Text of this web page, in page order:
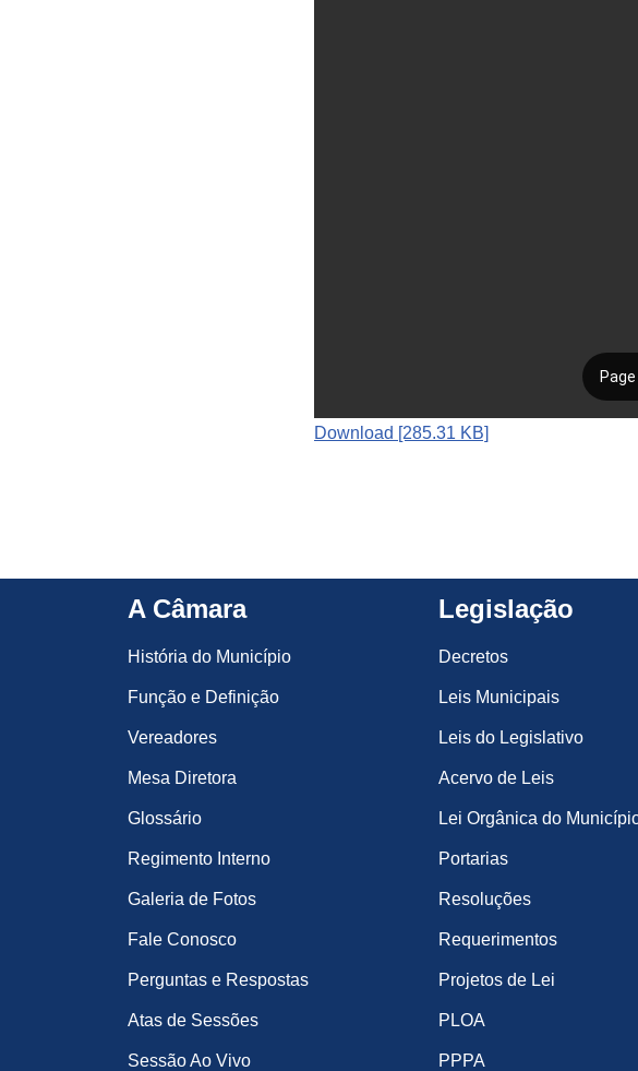
Download [285.31 KB]
A Câmara
História do Município
Função e Definição
Vereadores
Mesa Diretora
Glossário
Regimento Interno
Galeria de Fotos
Fale Conosco
Perguntas e Respostas
Atas de Sessões
Sessão Ao Vivo
Legislação
Decretos
Leis Municipais
Leis do Legislativo
Acervo de Leis
Lei Orgânica do
Portarias
Resoluções
Requerimentos
Projetos de Lei
PLOA
PPPA